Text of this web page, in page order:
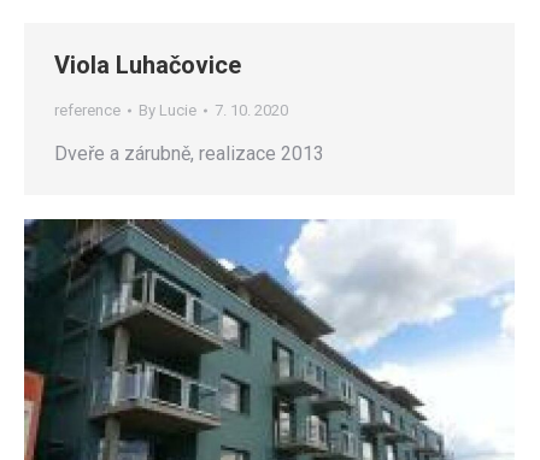
Viola Luhačovice
reference By Lucie 7. 10. 2020
Dveře a zárubně, realizace 2013